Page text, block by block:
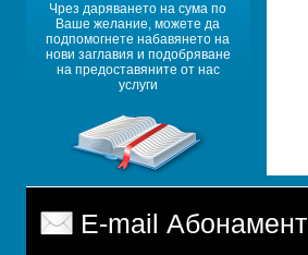
Чрез даряването на сума по
Ваше желание, можете да
подпомогнете набавянето на
нови заглавия и подобряване
на предоставяните от нас
услуги
E-mail Абонамент